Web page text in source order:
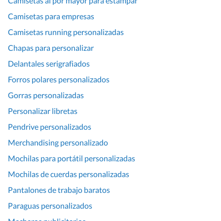
Camisetas para empresas
Camisetas running personalizadas
Chapas para personalizar
Delantales serigrafiados
Forros polares personalizados
Gorras personalizadas
Personalizar libretas
Pendrive personalizados
Merchandising personalizado
Mochilas para portátil personalizadas
Mochilas de cuerdas personalizadas
Pantalones de trabajo baratos
Paraguas personalizados